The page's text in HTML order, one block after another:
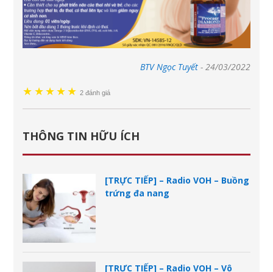
BTV Ngọc Tuyết- 24/03/2022
★ ★★★★ 2 đánh giá
THÔNG TIN HỮU ÍCH
[TRỰC TIẾP] – Radio VOH – Buồng
trứng đa nang
[TRỰC TIẾP] – Radio VOH – Vô